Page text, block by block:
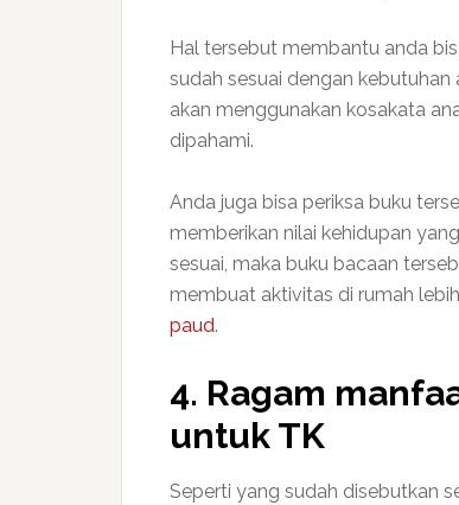
Hal tersebut membantu anda
sudah sesuai dengan
akan menggunakan kosakata
dipahami.
Anda juga bisa periksa buku
memberikan nilai kehidupan
sesuai, maka buku bacaan
membuat aktivitas di rumah
paud.
4. Ragam
untuk TK
Seperti yang sudah disebutkan